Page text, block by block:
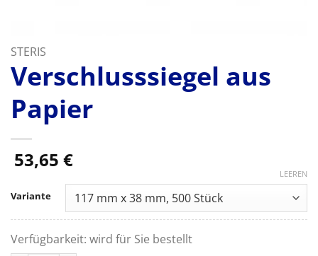
STERIS
Verschlusssiegel aus
Papier
53,65 €
Variante
LEEREN
Verfügbarkeit: wird für Sie bestellt